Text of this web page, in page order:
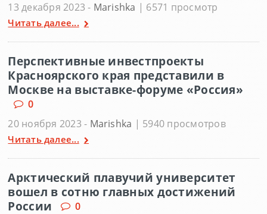
13 декабря 2023 - Marishka | 6571 просмотр
Читать далее...
Перспективные инвестпроекты
Красноярского края представили в
Москве на выставке-форуме «Россия»
0
20 ноября 2023 - Marishka | 5940 просмотров
Читать далее...
Арктический плавучий университет
вошел в сотню главных достижений
России
0